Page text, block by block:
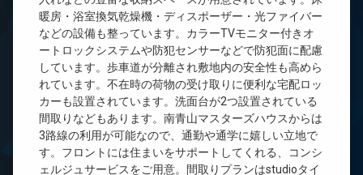
暖房・浴室換気乾燥機・ディスポーザー・光ファイバー
などの設備も整っています。カラーTVモニター付きオ
ートロックシステムや防犯センサーなどで防犯面に配慮
しています。歩車道が分離され敷地内の安全性も高めら
れています。不在時の荷物の受け取りに便利な宅配ロッ
カーも設置されています。洗面台が2つ設置されている
間取りなどもあります。南青山マスターズハウスからは
3路線の利用が可能なので、通勤や通学に嬉しい立地で
す。フロントには住まいをサポートしてくれる、コンシ
ェルジュサービスをご用意。間取りプランはstudioタイ